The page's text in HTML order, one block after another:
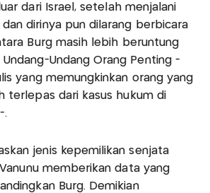
dari Israel, setelah menjalani
dan dirinya pun dilarang berbicara
Burg masih lebih beruntung
Undang Orang Penting -
yang memungkinkan orang yang
terlepas dari kasus hukum di
.
jenis kepemilikan senjata
memberikan data yang
Burg. Demikian